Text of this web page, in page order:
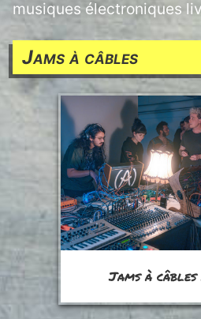
musiques électroniques
Jams à câbles
Jams à